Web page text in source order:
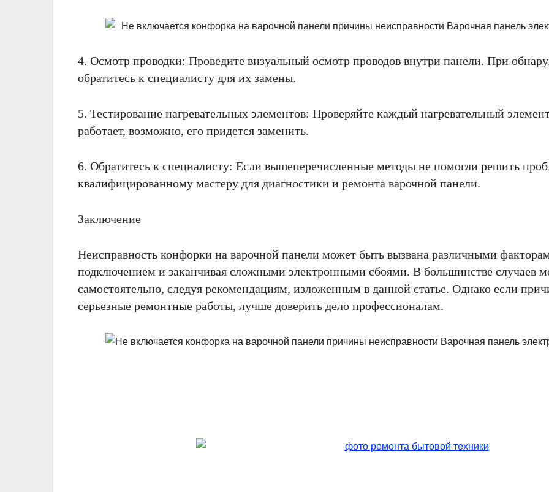
4. Осмотр проводки: Проведите визуальный осмотр проводов внутри панели. При
обратитесь к специалисту для их замены.
5. Тестирование нагревательных элементов: Проверяйте каждый нагревательный
работает, возможно, его придется заменить.
6. Обратитесь к специалисту: Если вышеперечисленные методы не помогли решить
квалифицированному мастеру для диагностики и ремонта варочной панели.
Заключение
Неисправность конфорки на варочной панели может быть вызвана различными
подключением и заканчивая сложными электронными сбоями. В большинстве случаев
самостоятельно, следуя рекомендациям, изложенным в данной статье. Однако если
серьезные ремонтные работы, лучше доверить дело профессионалам.